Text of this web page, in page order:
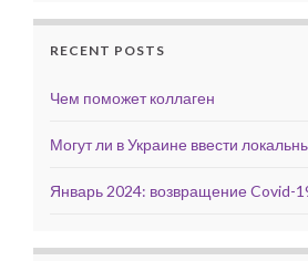
RECENT POSTS
Чем поможет коллаген
Могут ли в Украине ввести
Январь 2024: возвращение Covid-